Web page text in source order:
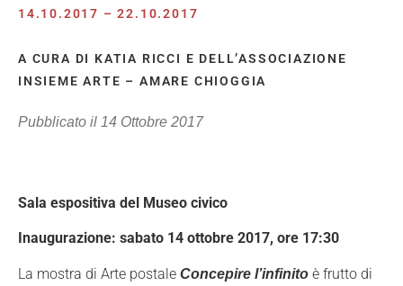
14.10.2017 – 22.10.2017
A CURA DI KATIA RICCI E DELL’ASSOCIAZIONE
INSIEME ARTE – AMARE CHIOGGIA
Pubblicato il 14 Ottobre 2017
Sala espositiva del Museo civico
Inaugurazione: sabato 14 ottobre 2017, ore 17:30
La mostra di Arte postale Concepire l’infinito è frutto di